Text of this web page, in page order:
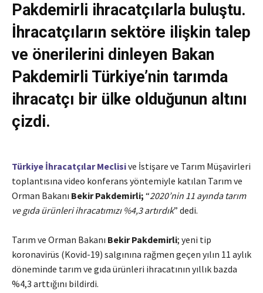
Pakdemirli ihracatçılarla buluştu.
İhracatçıların sektöre ilişkin talep
ve önerilerini dinleyen Bakan
Pakdemirli Türkiye’nin tarımda
ihracatçı bir ülke olduğunun altını
çizdi.
Türkiye İhracatçılar Meclisive İstişare ve Tarım Müşavirleri
toplantısına video konferans yöntemiyle katılan Tarım ve
Orman Bakanı Bekir Pakdemirli; “2020’nin 11 ayında tarım
ve gıda ürünleri ihracatımızı %4,3 artırdık” dedi.
Tarım ve Orman Bakanı Bekir Pakdemirli; yeni tip
koronavirüs (Kovid-19) salgınına rağmen geçen yılın 11 aylık
döneminde tarım ve gıda ürünleri ihracatının yıllık bazda
%4,3 arttığını bildirdi.